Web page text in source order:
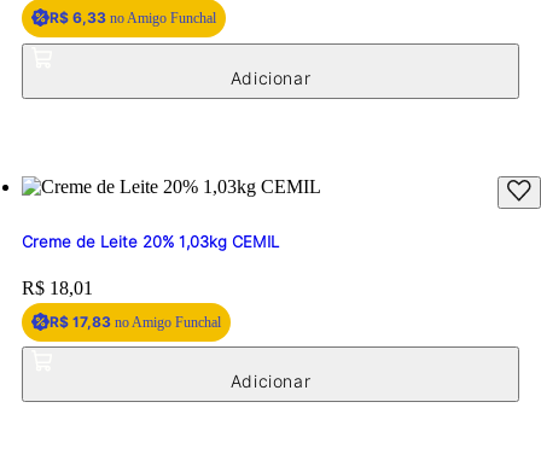
R$ 6,33 no Amigo Funchal
Creme de Leite 20% 1,03kg CEMIL
Price:
R$ 18,01
R$ 17,83 no Amigo Funchal